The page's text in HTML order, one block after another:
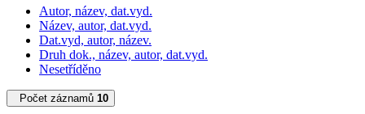
Autor, název, dat.vyd.
Název, autor, dat.vyd.
Dat.vyd, autor, název.
Druh dok., název, autor, dat.vyd.
Nesetříděno
Počet záznamů 10